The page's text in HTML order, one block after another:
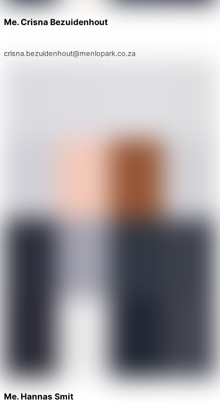
Me. Crisna Bezuidenhout
crisna.bezuidenhout@menlopark.co.za
Me. Hannas Smit